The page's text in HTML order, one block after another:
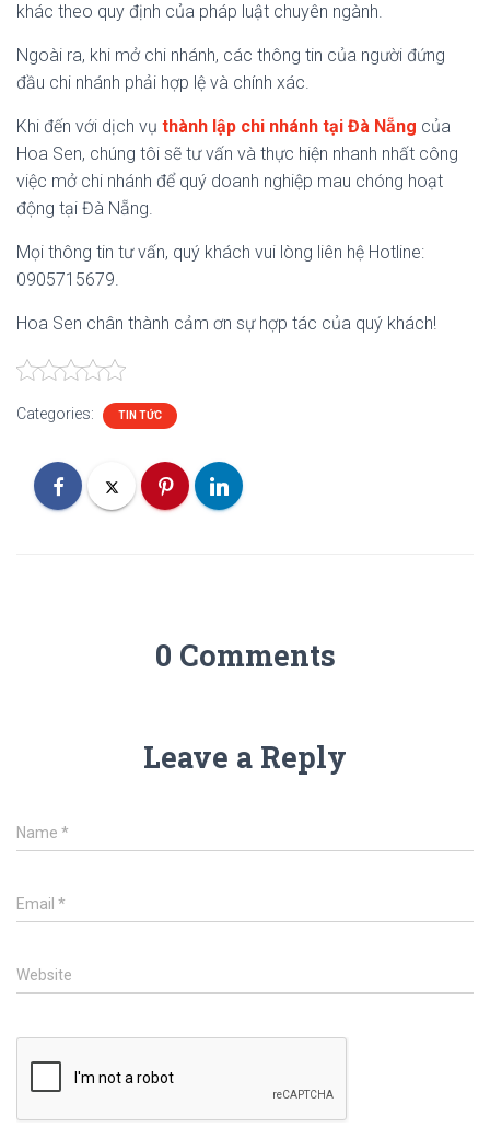
khác theo quy định của pháp luật chuyên ngành.
Ngoài ra, khi mở chi nhánh, các thông tin của người đứng
đầu chi nhánh phải hợp lệ và chính xác.
Khi đến với dịch vụ thành lập chi nhánh tại Đà Nẵng của
Hoa Sen, chúng tôi sẽ tư vấn và thực hiện nhanh nhất công
việc mở chi nhánh để quý doanh nghiệp mau chóng hoạt
động tại Đà Nẵng.
Mọi thông tin tư vấn, quý khách vui lòng liên hệ Hotline:
0905715679.
Hoa Sen chân thành cảm ơn sự hợp tác của quý khách!
Categories: TIN TỨC
0 Comments
Leave a Reply
Name *
Email *
Website